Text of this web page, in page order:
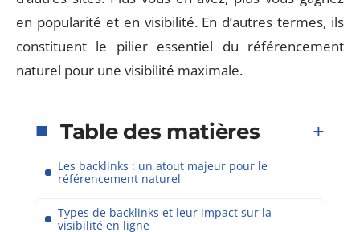
en popularité et en visibilité. En d’autres termes, ils
constituent le pilier essentiel du référencement
naturel pour une visibilité maximale.
Table des matières
Les backlinks : un atout majeur pour le
référencement naturel
Types de backlinks et leur impact sur la
visibilité en ligne